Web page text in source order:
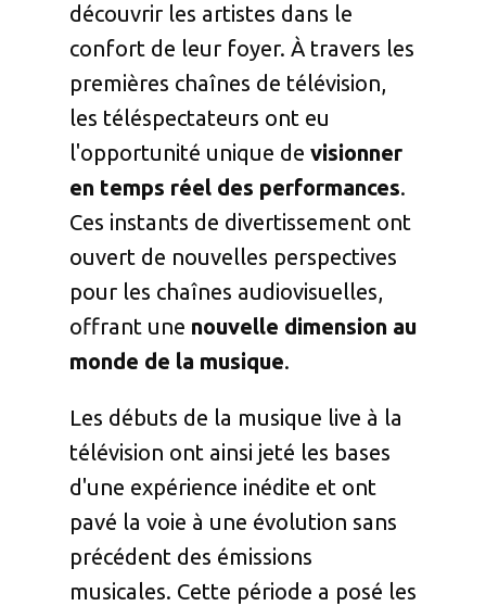
découvrir les artistes dans le
confort de leur foyer. À travers les
premières chaînes de télévision,
les téléspectateurs ont eu
l'opportunité unique de visionner
en temps réel des performances.
Ces instants de divertissement ont
ouvert de nouvelles perspectives
pour les chaînes audiovisuelles,
offrant une nouvelle dimension au
monde de la musique.
Les débuts de la musique live à la
télévision ont ainsi jeté les bases
d'une expérience inédite et ont
pavé la voie à une évolution sans
précédent des émissions
musicales. Cette période a posé les